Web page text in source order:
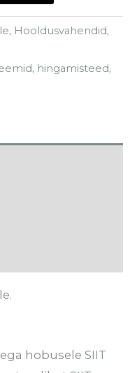
, Hooldusvahendid,
, hingamisteed,
hobuseleSIIT